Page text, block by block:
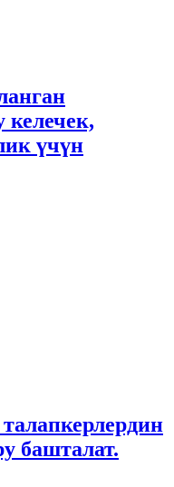
үчүн
башталат.